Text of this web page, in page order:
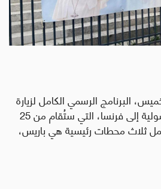
البرنامج الرسمي الكامل لزيارة
البابا لاون الرابع عشر الرسولية إلى فرنسا، التي ستُقام من 25
2026، وتشمل ثلاث محطات رئيسية هي باريس،